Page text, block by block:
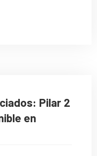
Pilar 2
en